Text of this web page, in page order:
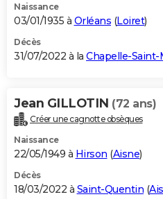
Naissance
03/01/1935 à Orléans (Loiret)
Décès
31/07/2022 à la Chapelle-
Jean GILLOTIN (72 ans)
Créer une cagnotte obsèques
Naissance
22/05/1949 à Hirson (Aisne)
Décès
18/03/2022 à Saint-Quentin (